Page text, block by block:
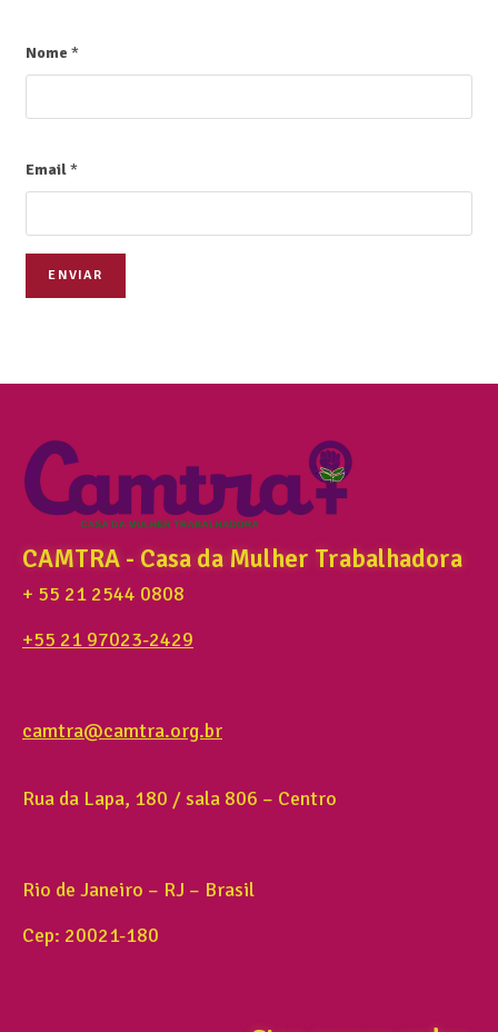
Nome*
Email*
ENVIAR
CAMTRA - Casa da Mulher Trabalhadora
+ 55 21 2544 0808
+55 21 97023-2429
camtra@camtra.org.br
Rua da Lapa, 180 / sala 806 – Centro
Rio de Janeiro – RJ – Brasil
Cep: 20021-180